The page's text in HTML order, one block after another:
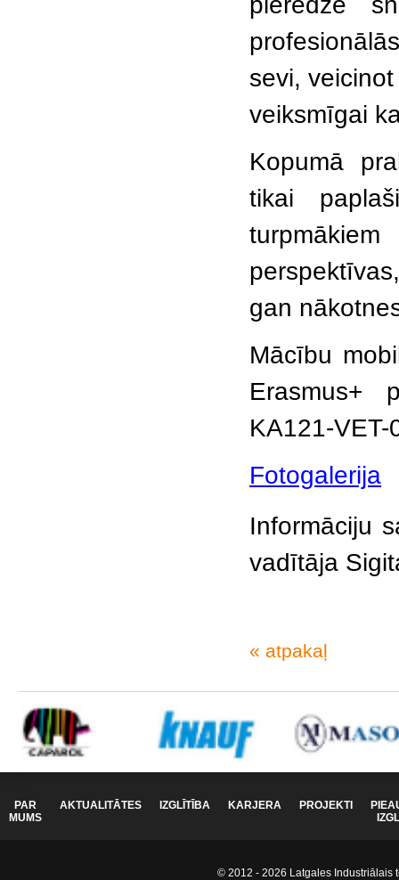
sevi,
veiksmīgai
Kopumā
tikai
gan
Mācību
Erasmus+
KA121-
Fotogalerija
Informāciju
vadītāja
« atpakaļ
PAR
MUMS
AKTUALITĀTES IZGLĪTĪBA KARJERA PROJEKTI
© 2012 - 2026 Latgales Industriālais